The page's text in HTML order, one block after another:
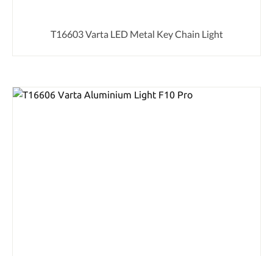
T16603 Varta LED Metal Key Chain Light